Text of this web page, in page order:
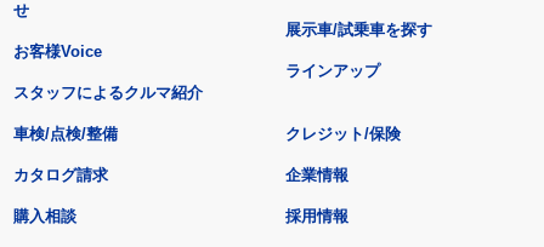
せ
お客様Voice
スタッフによるクルマ紹介
展示車/試乗車を探す
ラインアップ
車検/点検/整備 クレジット/保険
カタログ請求
購入相談
企業情報
採用情報